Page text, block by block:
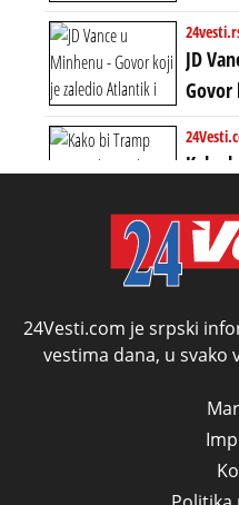
Ratni
plaču
njima,
JD
Govor
Kako
24Vesti.com je srpski
vestima dana, u svako